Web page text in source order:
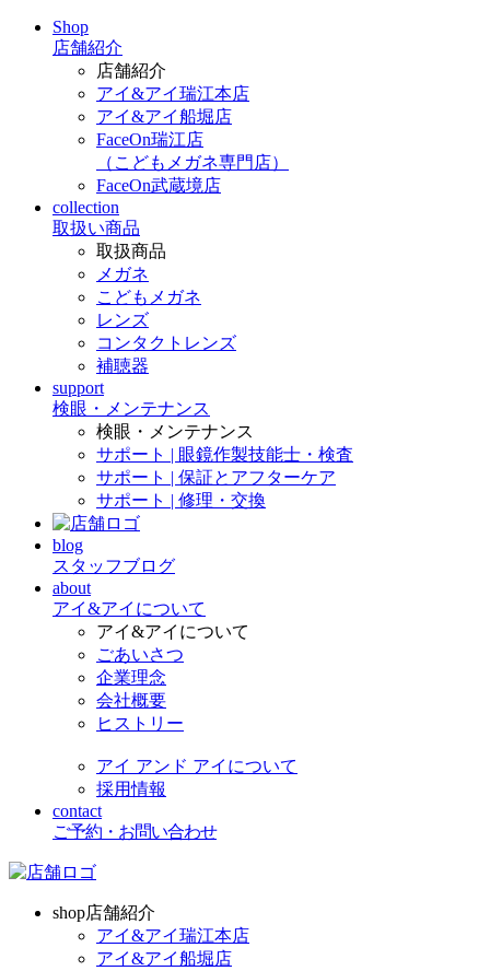
Shop
店舗紹介
店舗紹介
アイ&アイ瑞江本店
アイ&アイ船堀店
FaceOn瑞江店
（こどもメガネ専門店）
FaceOn武蔵境店
collection
取扱い商品
取扱商品
メガネ
こどもメガネ
レンズ
コンタクトレンズ
補聴器
support
検眼・メンテナンス
検眼・メンテナンス
サポート | 眼鏡作製技能士・検査
サポート | 保証とアフターケア
サポート | 修理・交換
blog
スタッフブログ
about
アイ&アイについて
アイ&アイについて
ごあいさつ
企業理念
会社概要
ヒストリー
アイ アンド アイについて
採用情報
contact
ご予約・お問い合わせ
shop店舗紹介
アイ&アイ瑞江本店
アイ&アイ船堀店